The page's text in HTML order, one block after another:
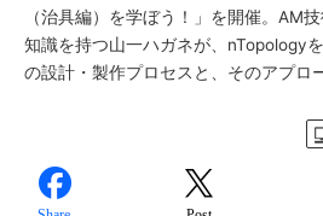
（治具編）を学ぼう！」を開催。AM
知識を持つ山一ハガネが、nTopology
の設計・製作プロセスと、そのアプロ